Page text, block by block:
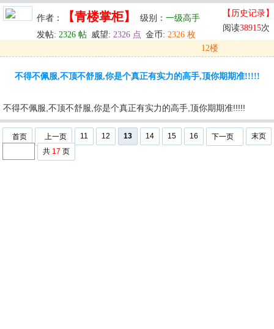
作者： 【青楼掌柜】 级别： 一级高手
发帖: 2326 帖 威望: 2326 点 金币: 2326 枚
【历史记录】
阅读38915次
12楼
回复 u 编辑 u
不得不佩服,不顶不舒服,你是个真正有实力的高手,顶你期期准!!!!!
不得不佩服,不顶不舒服,你是个真正有实力的高手,顶你期期准!!!!!
首页 上一页 11 12 13 14 15 16 下一页
末页
共 17 页